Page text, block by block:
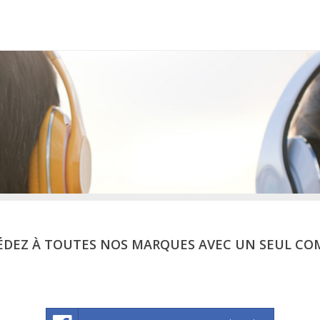
À TOUTES NOS MARQUES AVEC UN SEUL